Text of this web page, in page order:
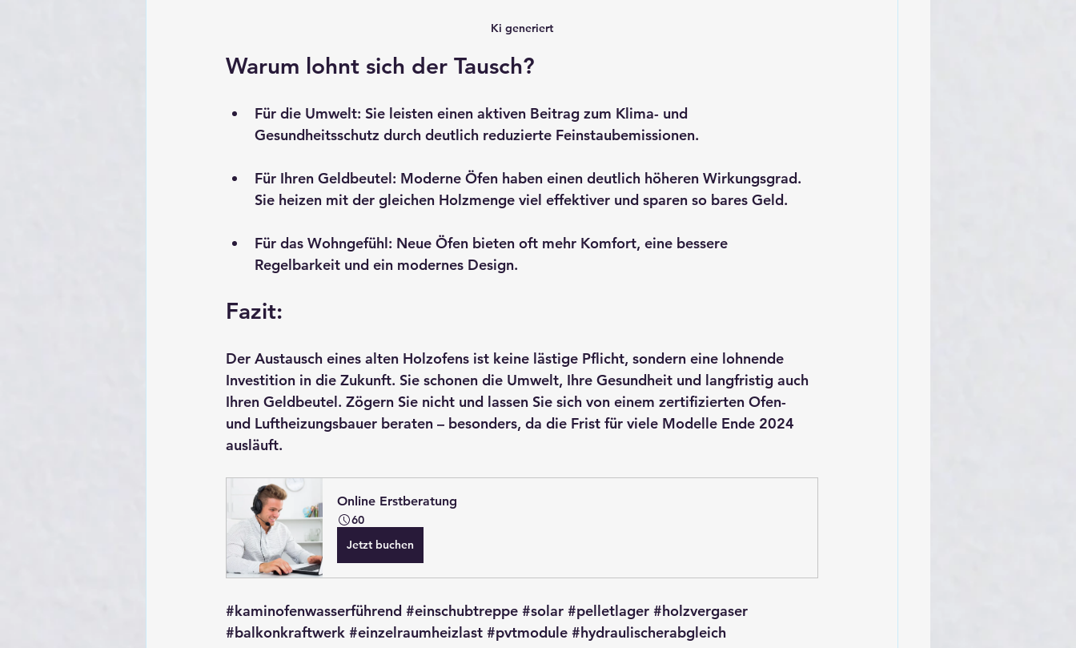
Ki generiert
Warum lohnt sich der Tausch?
Für die Umwelt: Sie leisten einen aktiven Beitrag zum Klima- und
Gesundheitsschutz durch deutlich reduzierte Feinstaubemissionen.
Für Ihren Geldbeutel: Moderne Öfen haben einen deutlich höheren Wirkungsgrad.
Sie heizen mit der gleichen Holzmenge viel effektiver und sparen so bares Geld.
Für das Wohngefühl: Neue Öfen bieten oft mehr Komfort, eine bessere
Regelbarkeit und ein modernes Design.
Fazit:
Der Austausch eines alten Holzofens ist keine lästige Pflicht, sondern eine lohnende
Investition in die Zukunft. Sie schonen die Umwelt, Ihre Gesundheit und langfristig auch
Ihren Geldbeutel. Zögern Sie nicht und lassen Sie sich von einem zertifizierten Ofen-
und Luftheizungsbauer beraten – besonders, da die Frist für viele Modelle Ende 2024
ausläuft.
Online Erstberatung
60
Jetzt buchen
#kaminofenwasserführend #einschubtreppe #solar #pelletlager #holzvergaser
#balkonkraftwerk #einzelraumheizlast #pvtmodule #hydraulischerabgleich